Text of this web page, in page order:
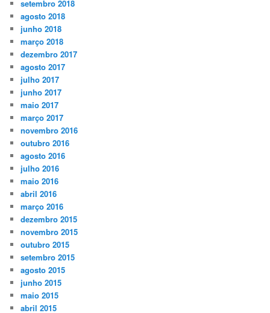
setembro 2018
agosto 2018
junho 2018
março 2018
dezembro 2017
agosto 2017
julho 2017
junho 2017
maio 2017
março 2017
novembro 2016
outubro 2016
agosto 2016
julho 2016
maio 2016
abril 2016
março 2016
dezembro 2015
novembro 2015
outubro 2015
setembro 2015
agosto 2015
junho 2015
maio 2015
abril 2015